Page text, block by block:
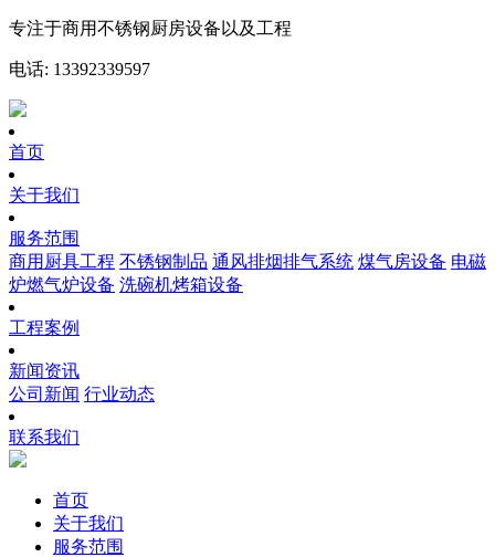
专注于商用不锈钢厨房设备以及工程
电话: 13392339597
首页
关于我们
服务范围
商用厨具工程 不锈钢制品 通风排烟排气系统 煤气房设备 电磁
炉燃气炉设备 洗碗机烤箱设备
工程案例
新闻资讯
公司新闻 行业动态
联系我们
首页
关于我们
服务范围